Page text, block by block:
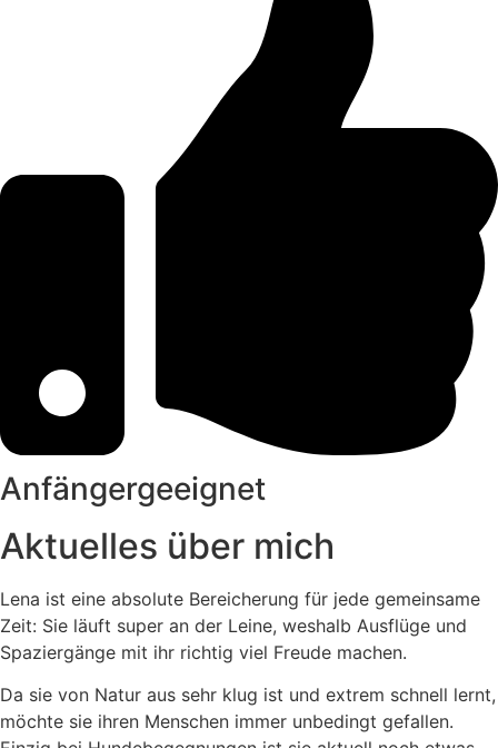
Anfängergeeignet
Aktuelles über mich
Lena ist eine absolute Bereicherung für jede gemeinsame
Zeit: Sie läuft super an der Leine, weshalb Ausflüge und
Spaziergänge mit ihr richtig viel Freude machen.
​Da sie von Natur aus sehr klug ist und extrem schnell lernt,
möchte sie ihren Menschen immer unbedingt gefallen.